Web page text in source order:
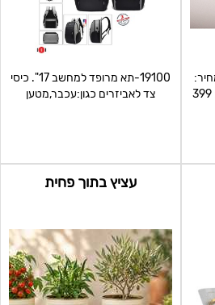
מחיר:
19100-תא מרופד למחשב 17". כיסי
צד לאביזרים כגון:עכבר,מטען
עציץ בתוך פחית